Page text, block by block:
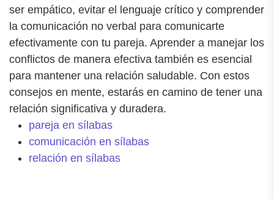
ser empático, evitar el lenguaje crítico y comprender
la comunicación no verbal para comunicarte
efectivamente con tu pareja. Aprender a manejar los
conflictos de manera efectiva también es esencial
para mantener una relación saludable. Con estos
consejos en mente, estarás en camino de tener una
relación significativa y duradera.
pareja en sílabas
comunicación en sílabas
relación en sílabas